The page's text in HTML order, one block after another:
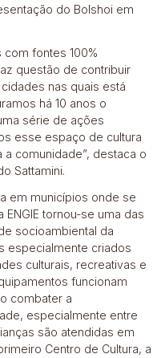
do Bolshoi em
fontes 100%
questão de contribuir
nas quais está
há 10 anos o
série de ações
esse espaço de cultura
comunidade”, destaca o
Sattamini.
em municípios onde se
tornou-se uma das
socioambiental da
especialmente criados
culturais, recreativas e
funcionam
combater a
especialmente entre
são atendidas em
Centro de Cultura, a